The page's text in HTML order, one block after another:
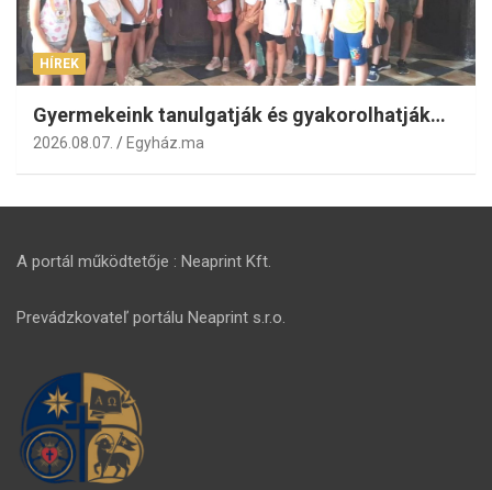
HÍREK
Gyermekeink tanulgatják és gyakorolhatják…
2026.08.07. Egyház.ma
A portál működtetője : Neaprint Kft.
Prevádzkovateľ portálu Neaprint s.r.o.